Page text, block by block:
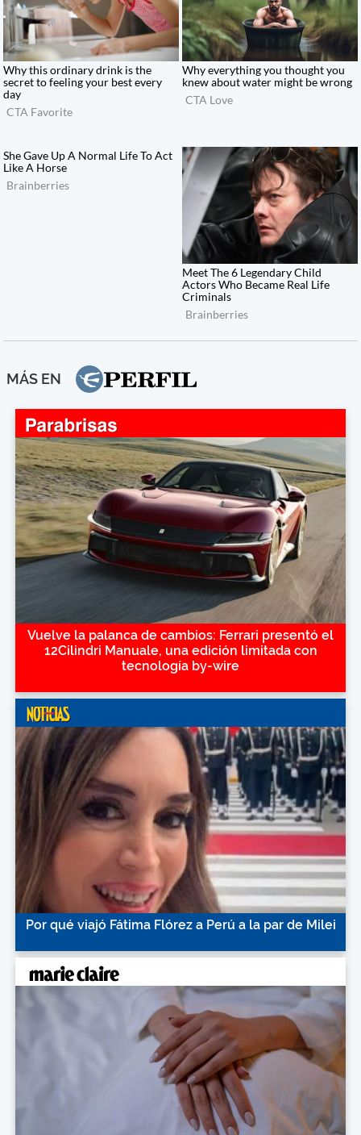
MÁS EN
Vuelve la palanca de cambios: Ferrari presentó el
12Cilindri Manuale, una edición limitada con
tecnología by-wire
Por qué viajó Fátima Flórez a Perú a la par de Milei